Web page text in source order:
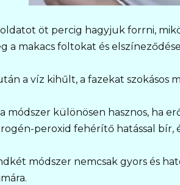
öt percig hagyjuk forrni,
a makacs foltokat és
a víz kihűlt, a fazekat szokásos
a módszer különösen hasznos, ha
peroxid fehérítő hatással bír,
módszer nemcsak gyors és